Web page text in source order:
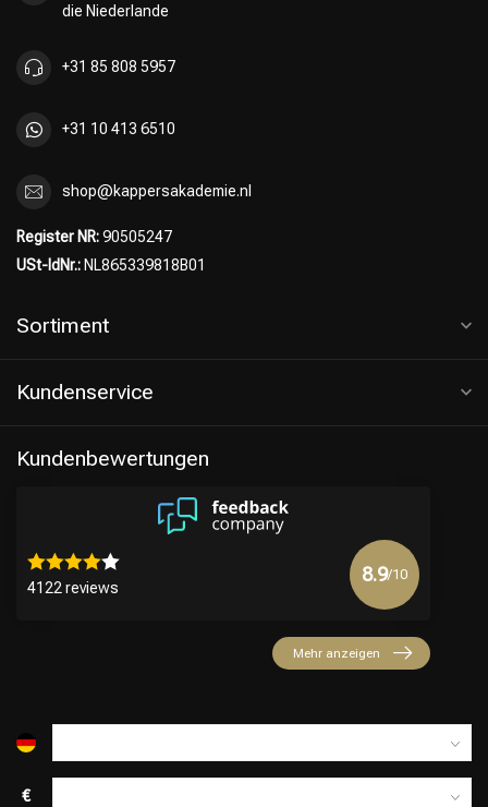
Friseurwahl
die Niederlande
+31 85 808 5957
+31 10 413 6510
shop@kappersakademie.nl
Register NR:90505247
USt-IdNr.: NL865339818B01
Sortiment
Kundenservice
Kundenbewertungen
4122 reviews
8.9/10
Mehr anzeigen
€